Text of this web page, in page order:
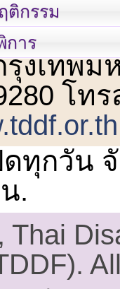
ติกรรม
การถนนวิ
งเทพม
โท
ดทุกวัน
.